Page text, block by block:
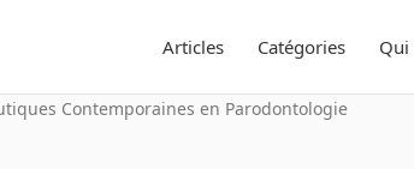
Articles Catégories Qui
Contemporaines en Parodontologie